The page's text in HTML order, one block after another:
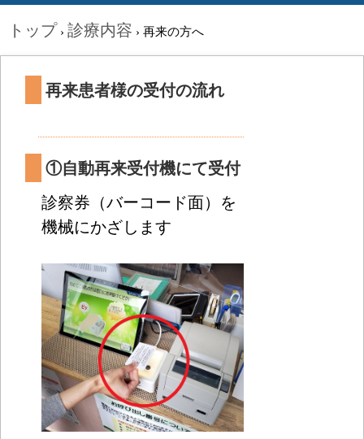
トップ › 診療内容 › 再来の方へ
再来患者様の受付の流れ
①自動再来受付機にて受付
診察券（バーコード面）を
機械にかざします